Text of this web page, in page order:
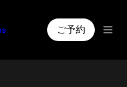
ご予約